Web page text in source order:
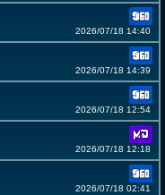
2026/07/18 14:40
2026/07/18 14:39
2026/07/18 12:54
2026/07/18 12:18
2026/07/18 02:41